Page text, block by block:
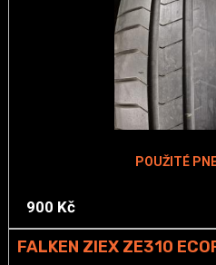
POUŽITÉ
900 Kč
FALKEN ZIEX ZE310